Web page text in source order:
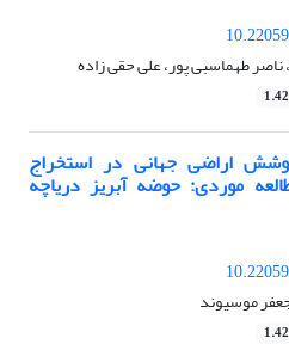
طهماسبی پور، علی حقی زاده
اراضی جهانی در استخراج
موردی: حوضه آبریز دریاچه
موسیوند